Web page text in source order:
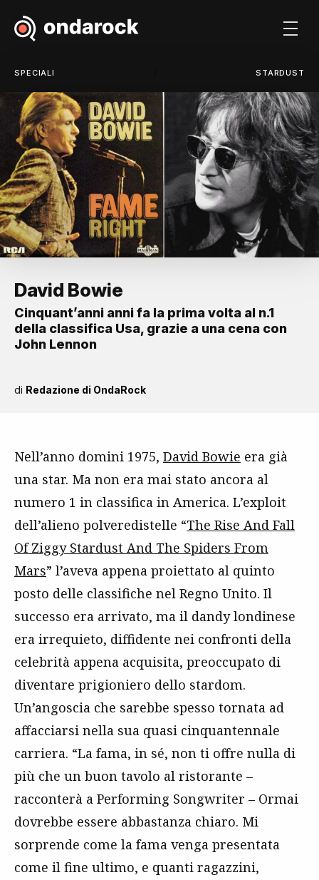
SPECIALI STARDUST
David Bowie
Cinquant’anni anni fa la prima volta al n.1
della classifica Usa, grazie a una cena con
John Lennon
di Redazione di OndaRock
Nell’anno domini 1975, David Bowie era già
una star. Ma non era mai stato ancora al
numero 1 in classifica in America. L’exploit
dell’alieno polveredistelle “The Rise And Fall
Of Ziggy Stardust And The Spiders From
Mars” l’aveva appena proiettato al quinto
posto delle classifiche nel Regno Unito. Il
successo era arrivato, ma il dandy londinese
era irrequieto, diffidente nei confronti della
celebrità appena acquisita, preoccupato di
diventare prigioniero dello stardom.
Un’angoscia che sarebbe spesso tornata ad
affacciarsi nella sua quasi cinquantennale
carriera. “La fama, in sé, non ti offre nulla di
più che un buon tavolo al ristorante –
racconterà a Performing Songwriter – Ormai
dovrebbe essere abbastanza chiaro. Mi
sorprende come la fama venga presentata
come il fine ultimo, e quanti ragazzini,